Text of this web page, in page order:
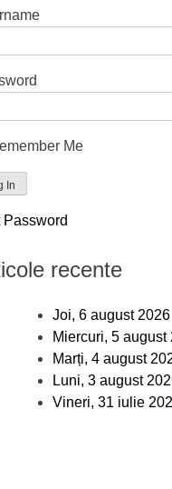
Me
Password
recente
Joi, 6 august 2026
Miercuri, 5 august
Marți, 4 august
Luni, 3 august
Vineri, 31 iulie